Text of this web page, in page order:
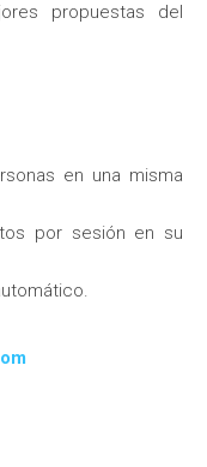
propuestas del
en una misma
por sesión en su